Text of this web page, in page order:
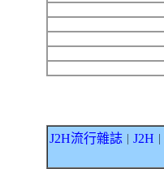
J2H流行雜誌 J2H